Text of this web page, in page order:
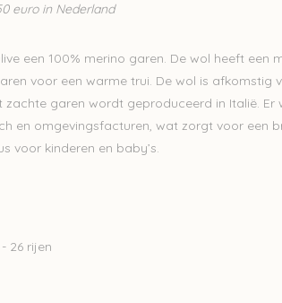
euro in Nederland
een 100% merino garen. De wol heeft een
voor een warme trui. De wol is afkomstig
zachte garen wordt geproduceerd in Italië. Er
en omgevingsfacturen, wat zorgt voor een
voor kinderen en baby’s.
26 rijen